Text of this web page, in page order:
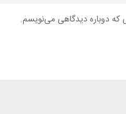
که دوباره دیدگاهی می‌نویسم.